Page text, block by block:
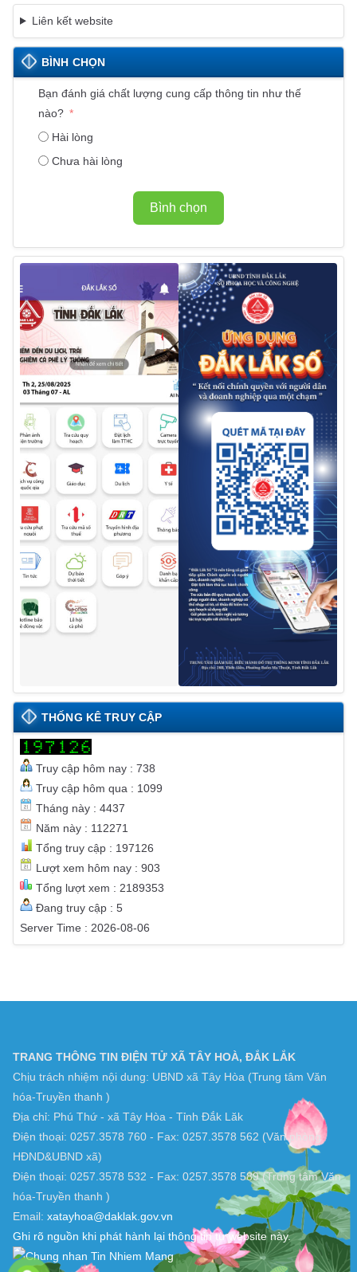
Liên kết website
BÌNH CHỌN
Bạn đánh giá chất lượng cung cấp thông tin như thế
nào?
Hài lòng
Chưa hài lòng
Bình chọn
THỐNG KÊ TRUY CẬP
Truy cập hôm nay : 738
Truy cập hôm qua : 1099
Tháng này : 4437
Năm này : 112271
Tổng truy cập : 197126
Lượt xem hôm nay : 903
Tổng lượt xem : 2189353
Đang truy cập : 5
Server Time : 2026-08-06
TRANG THÔNG TIN ĐIỆN TỬ XÃ TÂY HOÀ, ĐẮK LẮK
Chịu trách nhiệm nội dung: UBND xã Tây Hòa (Trung tâm Văn
hóa-Truyền thanh )
Địa chỉ: Phú Thứ - xã Tây Hòa - Tỉnh Đắk Lăk
Điện thoại: 0257.3578 760 - Fax: 0257.3578 562 (Văn phòng
HĐND&UBND xã)
Điện thoại: 0257.3578 532 - Fax: 0257.3578 589 (Trung tâm Văn
hóa-Truyền thanh )
Email: xatayhoa@daklak.gov.vn
Ghi rõ nguồn khi phát hành lại thông tin từ website này.